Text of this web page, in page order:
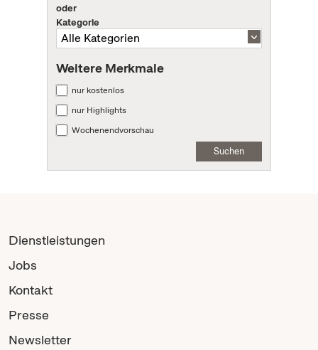
oder
Kategorie
Weitere Merkmale
nur kostenlos
nur Highlights
Wochenendvorschau
Suchen
Dienstleistungen
Jobs
Kontakt
Presse
Newsletter